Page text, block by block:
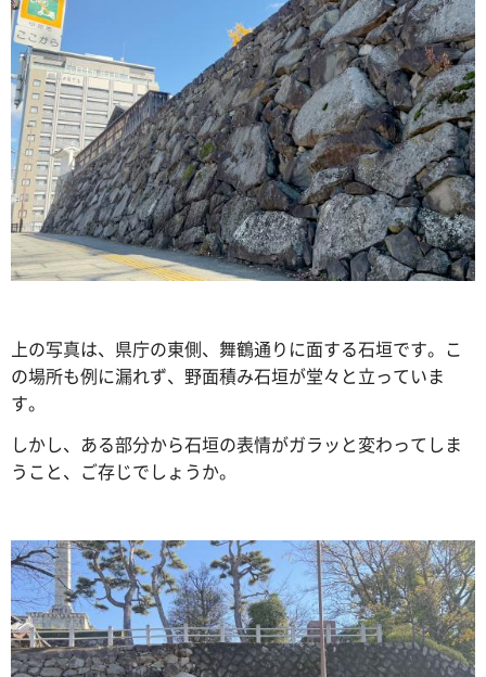
上の写真は、県庁の東側、舞鶴通りに面する石垣です。こ
の場所も例に漏れず、野面積み石垣が堂々と立っていま
す。
しかし、ある部分から石垣の表情がガラッと変わってしま
うこと、ご存じでしょうか。